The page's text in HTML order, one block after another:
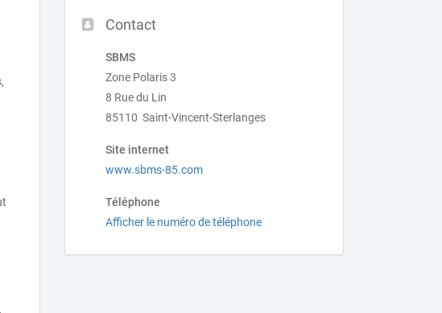
Contact
SBMS
Zone Polaris 3
8 Rue du Lin
85110 Saint-Vincent-Sterlanges
Site internet
www.sbms-85.com
Téléphone
Afficher le numéro de téléphone